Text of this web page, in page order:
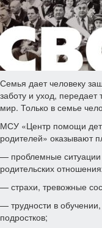
Семья дает человеку
заботу и уход,
мир. Только в семье
МСУ «Центр помощи
родителей» оказывают
— проблемные ситуации
родительских
— страхи, тревожные
— трудности в
подростков;